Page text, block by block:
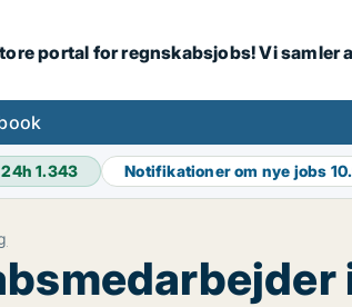
portal for regnskabsjobs! Vi
24h1.343 Notifikationer om nye jobs